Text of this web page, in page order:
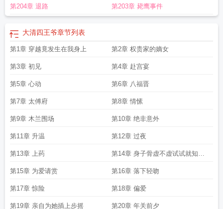
第204章 退路 第203章 毙鹰事件
大清四王爷章节列表
第1章 穿越竟发生在我身上 第2章 权贵家的嫡女
第3章 初见 第4章 赴宫宴
第5章 心动 第6章 八福晋
第7章 太傅府 第8章 情愫
第9章 木兰围场 第10章 绝非意外
第11章 升温 第12章 过夜
第13章 上药 第14章 身子骨虚不虚试试就知道
了
第15章 为爱请赏 第16章 落下轻吻
第17章 惊险 第18章 偏爱
第19章 亲自为她插上步摇 第20章 年关前夕